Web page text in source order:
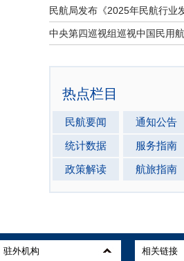
热点栏目
民航要闻 通知公告
统计数据
服务指南
政策解读
航旅指南